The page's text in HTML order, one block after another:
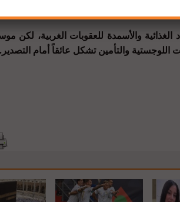
الروسي بنظام سويفت الدولي
والأسمدة للعقوبات الغربية، لكن
اللوجستية والتأمين تشكل عائقاً أمام التصدير.